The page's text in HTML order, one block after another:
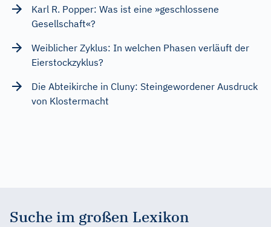
Karl R. Popper: Was ist eine »geschlossene
Gesellschaft«?
Weiblicher Zyklus: In welchen Phasen verläuft der
Eierstockzyklus?
Die Abteikirche in Cluny: Steingewordener Ausdruck
von Klostermacht
Suche im großen Lexikon